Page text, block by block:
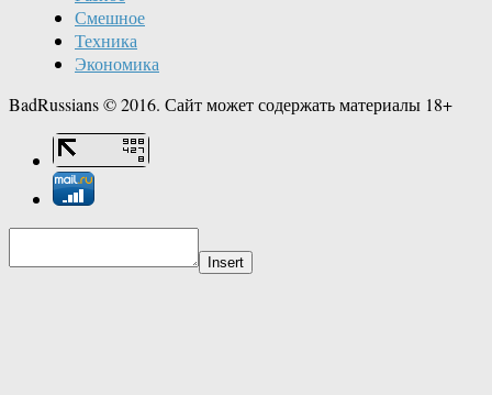
Смешное
Техника
Экономика
BadRussians © 2016. Сайт может содержать материалы 18+
Insert